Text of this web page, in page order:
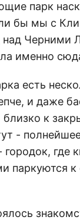
парк
бы мы с
над Черними
именно
есть
и даже
к
-
где
паркуются